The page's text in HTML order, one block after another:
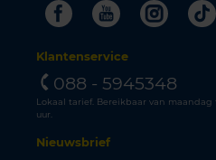
FacebookYoutube
Klantenservice
088 - 5945348
Lokaal tarief. Bereikbaar van maandag
uur.
Nieuwsbrief